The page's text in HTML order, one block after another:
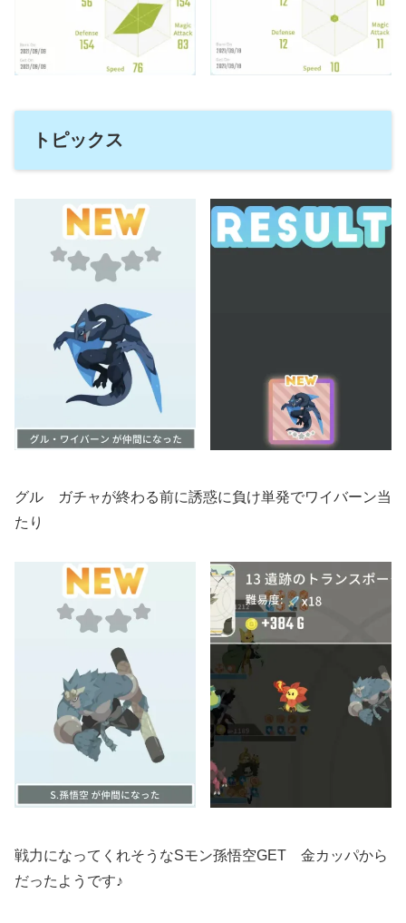
トピックス
グル ガチャが終わる前に誘惑に負け単発でワイバーン当
たり
戦力になってくれそうなSモン孫悟空GET 金カッパから
だったようです♪